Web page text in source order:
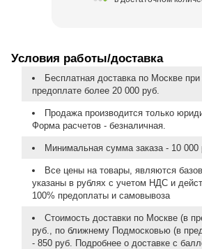
Условия работы/доставка
Бесплатная доставка по Москве
предоплате более 20 000 руб.
Продажа производится только
Форма расчетов - безналичная.
Минимальная сумма заказа - 10 000
Все цены на товары, являются
указаны в рублях с учетом НДС и
100% предоплаты и самовывоза
Стоимость доставки по Москве (в
руб., по ближнему Подмосковью (в
- 850 руб. Подробнее о доставке с